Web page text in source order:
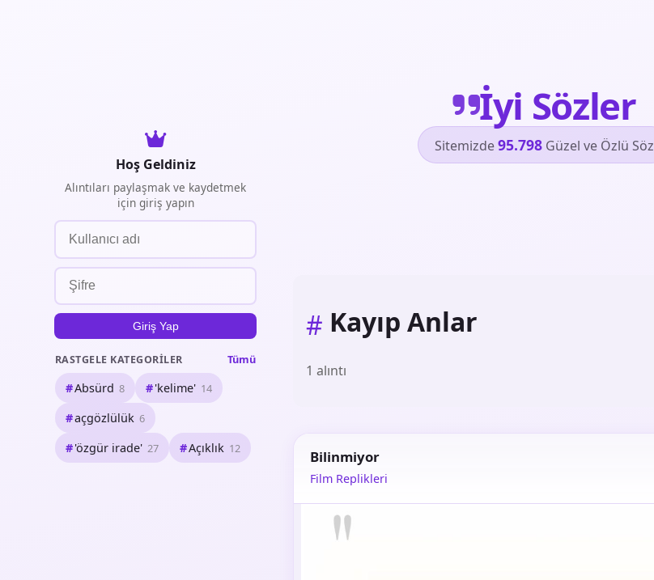
İyi Sözler
Sitemizde95.798Güzel ve Özlü Söz
Hoş Geldiniz
Alıntıları paylaşmak ve kaydetmek
için giriş yapın
Giriş Yap
RASTGELE KATEGORILER Tümü
Absürd 8 'kelime' 14
açgözlülük 6
'özgür irade' 27 Açıklık 12
# Kayıp Anlar
1 alıntı
Bilinmiyor
Film Replikleri